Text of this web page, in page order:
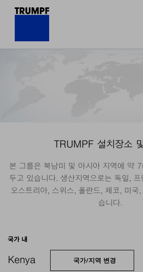
TRUMPF 설치장소
본 그룹은 북남미 및 아시아 지역에 약
두고 있습니다. 생산지역으로는 독일,
오스트리아, 스위스, 폴란드, 체코, 미국
습니다.
국가 내
Kenya 국가/지역 변경